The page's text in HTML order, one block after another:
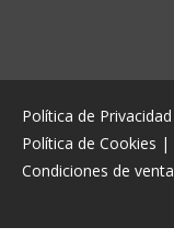
Política de Privacidad
Política de Cookies |
Condiciones de venta